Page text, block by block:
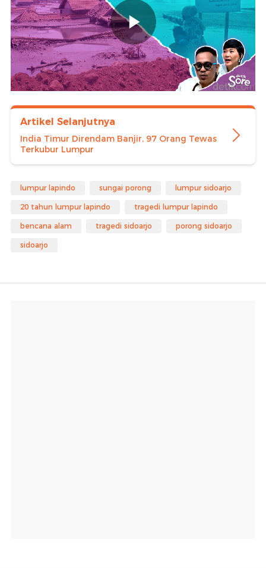
Artikel Selanjutnya
India Timur Direndam Banjir, 97 Orang Tewas
Terkubur Lumpur
lumpur lapindo sungai porong lumpur sidoarjo
20 tahun lumpur lapindo tragedi lumpur lapindo
bencana alam tragedi sidoarjo porong sidoarjo
sidoarjo